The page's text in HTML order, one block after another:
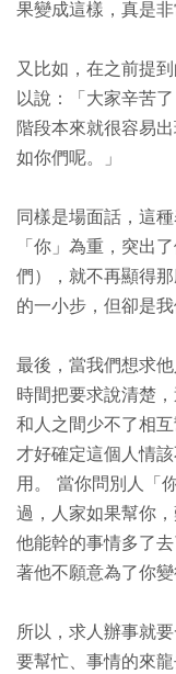
果變成這樣，真是非
又比如，在之前提
以說：「大家辛苦
階段本來就很容易
如你們呢。」
同樣是場面話，這
「你」為重，突出
們），就不再顯得
的一小步，但卻是
最後，當我們想求
時間把要求說清楚
和人之間少不了相
才好確定這個人情
用。 當你問別人「
過，人家如果幫你
他能幹的事情多了
著他不願意為了你變
所以，求人辦事就
要幫忙、事情的來